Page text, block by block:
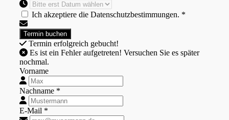
Ich akzeptiere die Datenschutzbestimmungen. *
Termin erfolgreich gebucht!
nochmal.
Vorname
Nachname *
E-Mail *